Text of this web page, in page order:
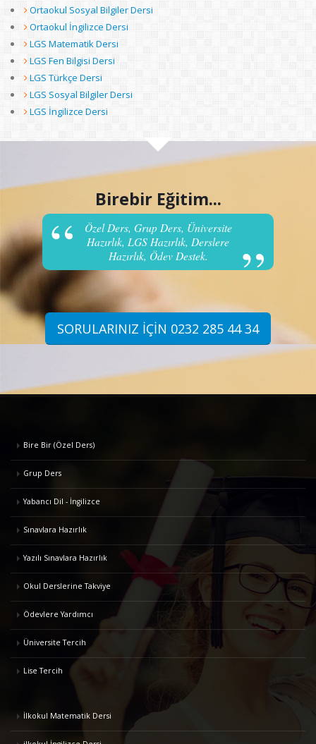
Ortaokul Sosyal Bilgiler Dersi
Ortaokul İngilizce Dersi
LGS Matematik Dersi
LGS Fen Bilgisi Dersi
LGS Türkçe Dersi
LGS Sosyal Bilgiler Dersi
LGS İngilizce Dersi
Birebir Eğitim...
Özel Ders, Grup Ders, Üniversite
Hazırlık, LGS Hazırlık, Derslere
Hazırlık, Ödev Destek.
SORULARINIZ İÇİN 0232 285 44 34
Bire Bir (Özel Ders)
Grup Ders
Yabancı Dil - İngilizce
Sınavlara Hazırlık
Yazılı Sınavlara Hazırlık
Okul Derslerine Takviye
Ödevlere Yardımcı
Üniversite Tercih
Lise Tercih
İlkokul Matematik Dersi